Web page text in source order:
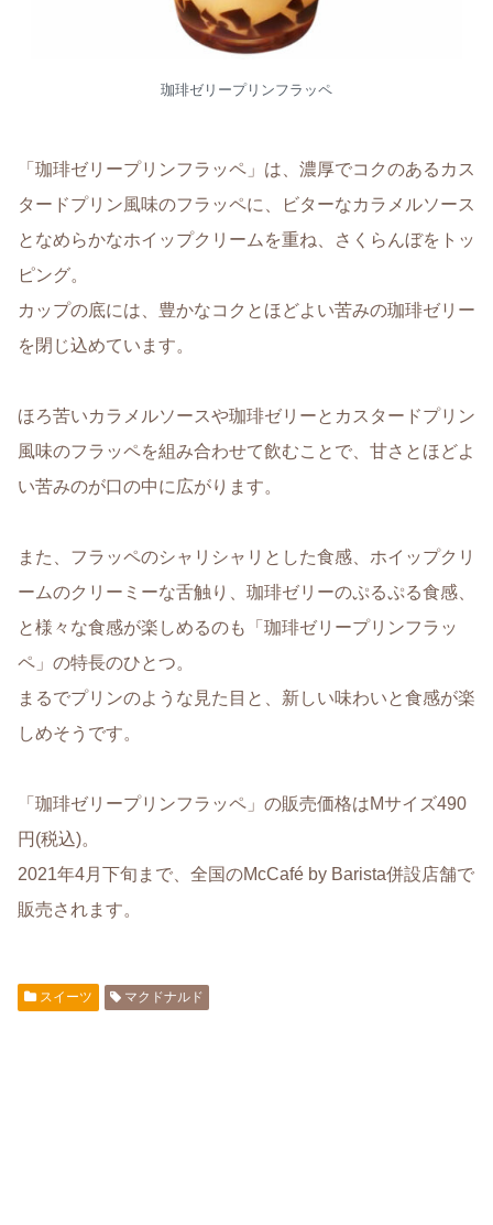
珈琲ゼリープリンフラッペ
「珈琲ゼリープリンフラッペ」は、濃厚でコクのあるカス
タードプリン風味のフラッペに、ビターなカラメルソース
となめらかなホイップクリームを重ね、さくらんぼをトッ
ピング。
カップの底には、豊かなコクとほどよい苦みの珈琲ゼリー
を閉じ込めています。
ほろ苦いカラメルソースや珈琲ゼリーとカスタードプリン
風味のフラッペを組み合わせて飲むことで、甘さとほどよ
い苦みのが口の中に広がります。
また、フラッペのシャリシャリとした食感、ホイップクリ
ームのクリーミーな舌触り、珈琲ゼリーのぷるぷる食感、
と様々な食感が楽しめるのも「珈琲ゼリープリンフラッ
ペ」の特長のひとつ。
まるでプリンのような見た目と、新しい味わいと食感が楽
しめそうです。
「珈琲ゼリープリンフラッペ」の販売価格はMサイズ490
円(税込)。
2021年4月下旬まで、全国のMcCafé by Barista併設店舗で
販売されます。
スイーツ マクドナルド